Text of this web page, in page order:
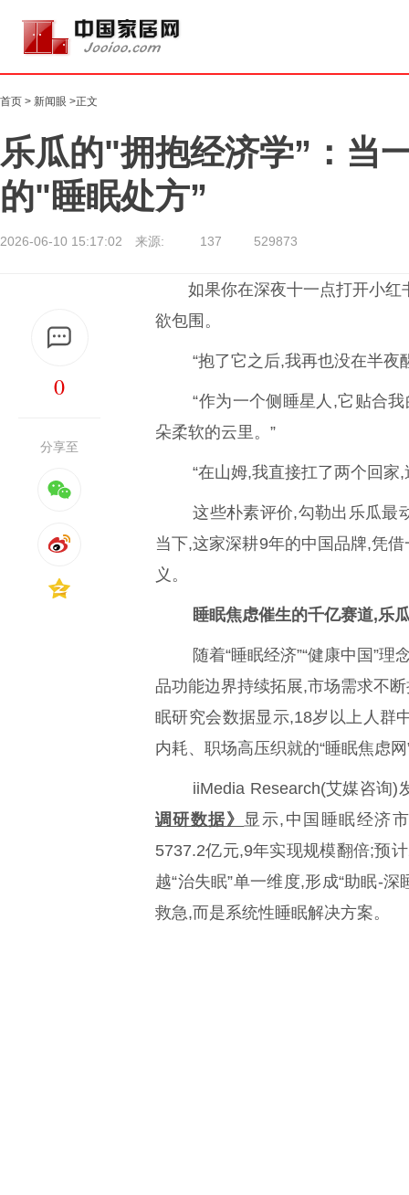
首页 > 新闻眼 >正文
乐瓜的"拥抱经济学”：当
的"睡眠处方”
2026-06-10 15:17:02 来源: 137 529873
0
分享至
如果你在深夜十一点打开小红
欲包围。
“抱了它之后,我再也没在半夜
“作为一个侧睡星人,它贴合
朵柔软的云里。”
“在山姆,我直接扛了两个回家
这些朴素评价,勾勒出乐瓜最
当下,这家深耕9年的中国品牌,凭
义。
睡眠焦虑催生的千亿赛道,乐
随着“睡眠经济”“健康中国”
品功能边界持续拓展,市场需求不
眠研究会数据显示,18岁以上人群
内耗、职场高压织就的“睡眠焦虑
iiMedia Research(艾媒咨询)
调研数据》 显示,中国睡眠经济
5737.2亿元,9年实现规模翻倍;预
越“治失眠”单一维度,形成“助眠-
救急,而是系统性睡眠解决方案。